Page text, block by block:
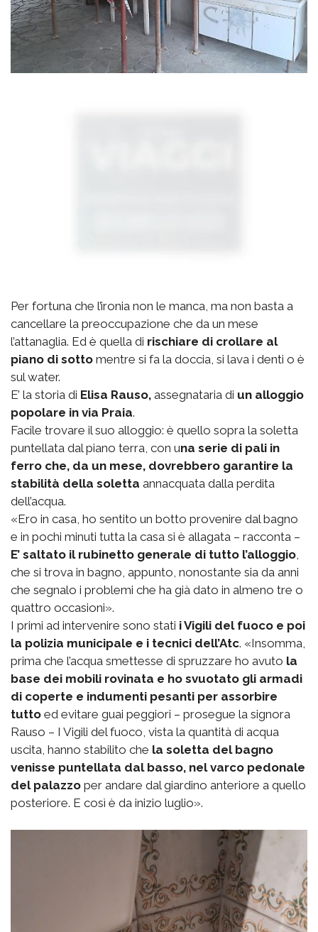
Per fortuna che l’ironia non le manca, ma non basta a
cancellare la preoccupazione che da un mese
l’attanaglia. Ed è quella di rischiare di crollare al
piano di sotto mentre si fa la doccia, si lava i denti o è
sul water.
E’ la storia di Elisa Rauso, assegnataria di un alloggio
popolare in via Praia.
Facile trovare il suo alloggio: è quello sopra la soletta
puntellata dal piano terra, con una serie di pali in
ferro che, da un mese, dovrebbero garantire la
stabilità della soletta annacquata dalla perdita
dell’acqua.
«Ero in casa, ho sentito un botto provenire dal bagno
e in pochi minuti tutta la casa si è allagata – racconta –
E’ saltato il rubinetto generale di tutto l’alloggio
che si trova in bagno, appunto, nonostante sia da anni
che segnalo i problemi che ha già dato in almeno tre o
quattro occasioni».
I primi ad intervenire sono stati i Vigili del fuoco e poi
la polizia municipale e i tecnici dell’Atc. «Insomma,
prima che l’acqua smettesse di spruzzare ho avuto la
base dei mobili rovinata e ho svuotato gli armadi
di coperte e indumenti pesanti per assorbire
tutto ed evitare guai peggiori – prosegue la signora
Rauso – I Vigili del fuoco, vista la quantità di acqua
uscita, hanno stabilito che la soletta del bagno
venisse puntellata dal basso, nel varco pedonale
del palazzo per andare dal giardino anteriore a quello
posteriore. E così è da inizio luglio».